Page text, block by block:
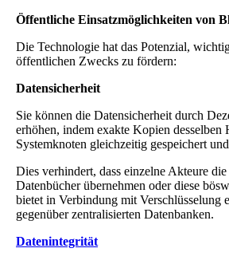
Öffentliche Einsatzmöglichkeiten von
Die Technologie hat das Potenzial,
öffentlichen Zwecks zu fördern:
Datensicherheit
Sie können die Datensicherheit durch
erhöhen, indem exakte Kopien desselben
Systemknoten gleichzeitig gespeichert
Dies verhindert, dass einzelne Akteure
Datenbücher übernehmen oder diese
bietet in Verbindung mit Verschlüsselung
gegenüber zentralisierten Datenbanken.
Datenintegrität